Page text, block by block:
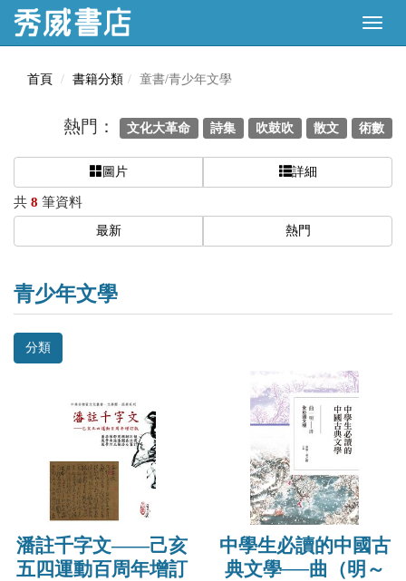
首頁 書籍分類 童書/青少年文學
熱門： 文化大革命 詩集 吹鼓吹 散文 術數
圖片 詳細
共 8 筆資料
最新 熱門
青少年文學
分類
潘註千字文——己亥
五四運動百周年增訂
中學生必讀的中國古
典文學──曲（明～